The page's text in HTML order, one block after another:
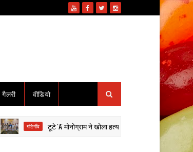
गैलरी वीडियो
गोटेगाँव टूटे 'A' मोनोग्राम ने खोला हत्या का राज: हाईवा से कुचलकर सड़क